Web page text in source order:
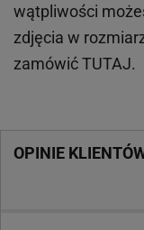
wątpliwości
zdjęcia w
zamówićTUTAJ.
OPINIE